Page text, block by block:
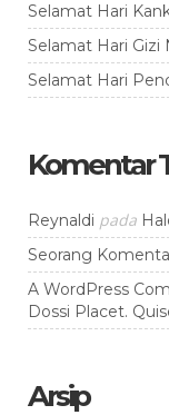
Selamat Hari
Selamat Hari Gizi
Selamat Hari
Komentar
Reynaldi pada
Seorang
A WordPress
Dossi Placet.
Arsip